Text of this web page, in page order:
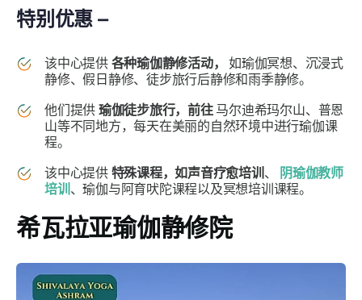
特别优惠 –
该中心提供 各种瑜伽静修活动，
如瑜伽冥想、沉浸式
静修、假日静修、徒步旅行后静修和雨季静修。
他们提供 瑜伽徒步旅行，前往 马尔迪希玛尔山、普恩
山等不同地方，每天在美丽的自然环境中进行瑜伽课
程。
该中心提供 特殊课程，如声音疗愈培训 、
阴瑜伽教师
培训 、瑜伽与阿育吠陀课程以及冥想培训课程。
希瓦拉亚瑜伽静修院